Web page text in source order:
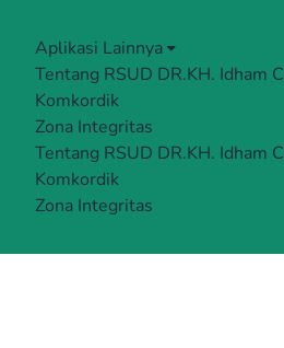
Aplikasi Lainnya
Tentang RSUD DR.KH. Idham
Komkordik
Zona Integritas
Tentang RSUD DR.KH. Idham
Komkordik
Zona Integritas